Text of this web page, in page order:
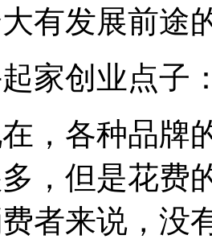
有发展前途
家创业点子
，各种品牌
，但是花费
者来说，没